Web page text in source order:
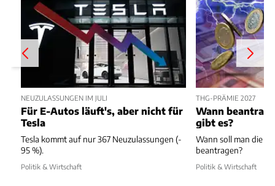
NEUZULASSUNGEN IM JULI
Für E-Autos läuft's, aber nicht für
Tesla
Tesla kommt auf nur 367 Neuzulassungen (-
95 %).
Politik & Wirtschaft
THG-PRÄMIE 2027
Wann
gibt es?
Wann soll man die
beantragen?
Politik & Wirtschaft